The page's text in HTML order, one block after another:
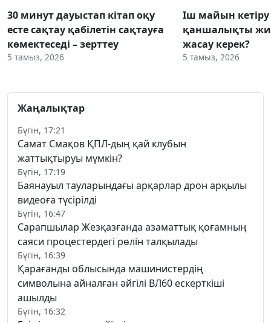
30 минут дауыстап кітап оқу
есте сақтау қабілетін сақтауға
көмектеседі – зерттеу
5 тамыз, 2026
Іш майын
қаншалықты
жасау керек?
5 тамыз, 2026
Жаңалықтар
Бүгін, 17:21
Самат Смақов ҚПЛ-дың қай клубын
жаттықтыруы мүмкін?
Бүгін, 17:19
Баянауыл тауларындағы арқарлар дрон арқылы
видеоға түсірілді
Бүгін, 16:47
Сарапшылар Жезқазғанда азаматтық қоғамның
саяси процестердегі рөлін талқылады
Бүгін, 16:39
Қарағанды облысында машинистердің
символына айналған әйгілі ВЛ60 ескерткіші
ашылды
Бүгін, 16:32